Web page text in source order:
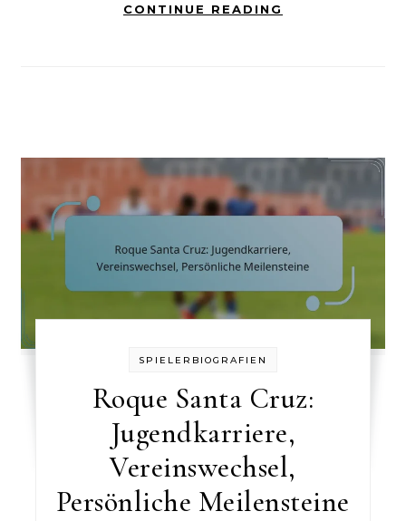
CONTINUE READING
SPIELERBIOGRAFIEN
Roque Santa Cruz:
Jugendkarriere,
Vereinswechsel,
Persönliche Meilensteine